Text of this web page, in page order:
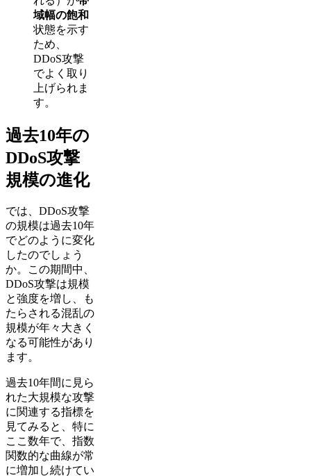
域幅の飽和
状態を示す
ため、
DDoS攻撃
でよく取り
上げられま
す。
過去10年の
DDoS攻撃
規模の進化
では、DDoS攻撃
の規模は過去10年
でどのように変化
したのでしょう
か。この期間中、
DDoS攻撃は規模
と強度を増し、も
たらされる混乱の
規模が年々大きく
なる可能性があり
ます。
過去10年間に見ら
れた大規模な攻撃
に関連する指標を
見てみると、特に
ここ数年で、指数
関数的な曲線が常
に増加し続けてい